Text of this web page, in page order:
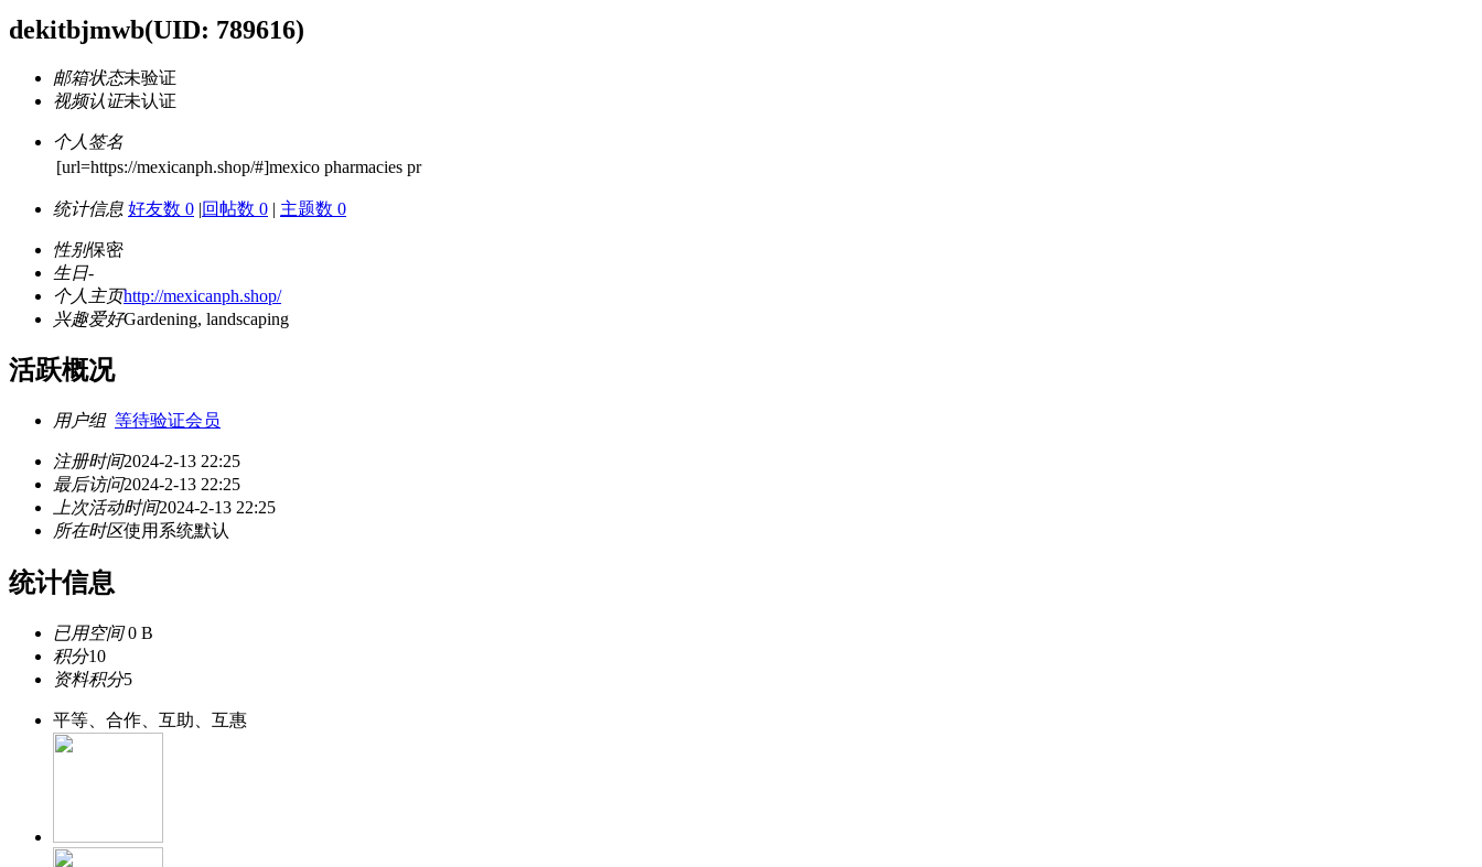
dekitbjmwb(UID: 789616)
邮箱状态未验证
视频认证未认证
个人签名
[url=https://mexicanph.shop/#]mexico pharmacies pr
统计信息 好友数 0 |回帖数 0 | 主题数 0
性别保密
生日-
个人主页http://mexicanph.shop/
兴趣爱好Gardening, landscaping
活跃概况
用户组 等待验证会员
注册时间2024-2-13 22:25
最后访问2024-2-13 22:25
上次活动时间2024-2-13 22:25
所在时区使用系统默认
统计信息
已用空间0 B
积分10
资料积分5
平等、合作、互助、互惠